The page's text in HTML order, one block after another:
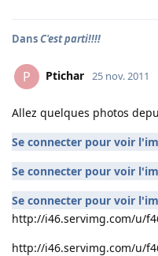
DansC'est parti!!!!
P Ptichar 25 nov. 2011
Allez quelques photos
Se connecter pour voir
Se connecter pour voir
Se connecter pour voir
http://i46.servimg.com/u/
http://i46.servimg.com/u/